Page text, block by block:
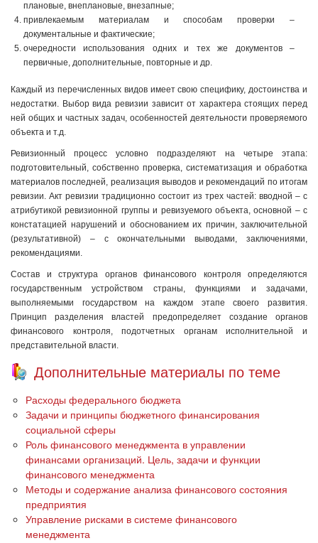
плановые, внеплановые, внезапные;
привлекаемым материалам и способам проверки –
документальные и фактические;
очередности использования одних и тех же документов –
первичные, дополнительные, повторные и др.
Каждый из перечисленных видов имеет свою специфику, достоинства и
недостатки. Выбор вида ревизии зависит от характера стоящих перед
ней общих и частных задач, особенностей деятельности проверяемого
объекта и т.д.
Ревизионный процесс условно подразделяют на четыре этапа:
подготовительный, собственно проверка, систематизация и обработка
материалов последней, реализация выводов и рекомендаций по итогам
ревизии. Акт ревизии традиционно состоит из трех частей: вводной – с
атрибутикой ревизионной группы и ревизуемого объекта, основной – с
констатацией нарушений и обоснованием их причин, заключительной
(результативной) – с окончательными выводами, заключениями,
рекомендациями.
Состав и структура органов финансового контроля определяются
государственным устройством страны, функциями и задачами,
выполняемыми государством на каждом этапе своего развития.
Принцип разделения властей предопределяет создание органов
финансового контроля, подотчетных органам исполнительной и
представительной власти.
Дополнительные материалы по теме
Расходы федерального бюджета
Задачи и принципы бюджетного финансирования
социальной сферы
Роль финансового менеджмента в управлении
финансами организаций. Цель, задачи и функции
финансового менеджмента
Методы и содержание анализа финансового состояния
предприятия
Управление рисками в системе финансового
менеджмента